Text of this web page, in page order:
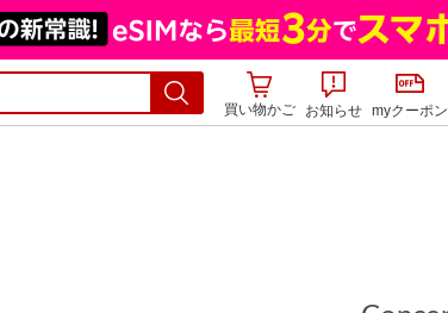
買い物かご お知らせ myクーポン